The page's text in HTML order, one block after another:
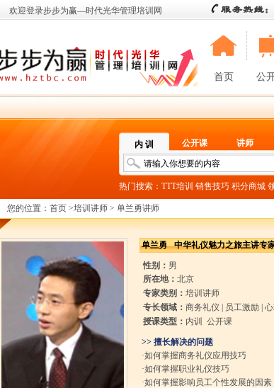
欢迎登录步步为赢—时代光华管理培训网
首页 公
内 训 公开课 讲师
热门搜索： TTT培训 销售技巧 积分商城
您的位置： 首页 >培训讲师 > 单兰勇讲师
单兰勇 中华礼仪魅力之旅主讲专
性别： 男
所在地： 北京
专家类别： 培训讲师
专长领域： 商务礼仪 员工激励
授课类型： 内训 公开课
>> 擅长解决的问题
·如何掌握商务礼仪应用技巧
·如何掌握职业礼仪技巧
·如何掌握影响员工个性发展的因素